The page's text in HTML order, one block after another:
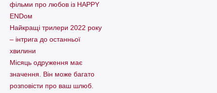
фільми про любов із HAPPY
ENDом
Найкращі трилери 2022 року
– інтрига до останньої
хвилини
Місяць одруження має
значення. Він може багато
розповісти про ваш шлюб.